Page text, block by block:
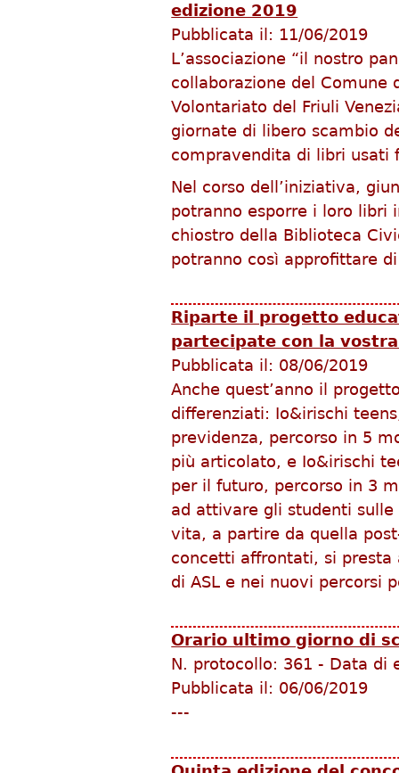
edizione 2019
Pubblicata il: 11/06/2019
L’associazione “il nostro
collaborazione del Comune
Volontariato del Friuli
giornate di libero scambio
compravendita di libri usati
Nel corso dell’iniziativa,
potranno esporre i loro libri
chiostro della Biblioteca
potranno così approfittare
Riparte il progetto
partecipate con la
Pubblicata il: 08/06/2019
Anche quest’anno il
differenziati: Io&irischi
previdenza, percorso in 5
più articolato, e Io&irischi
per il futuro, percorso in 3
ad attivare gli studenti
vita, a partire da quella
concetti affrontati, si presta
di ASL e nei nuovi percorsi
Orario ultimo giorno di
N. protocollo: 361 - Data di
Pubblicata il: 06/06/2019
---